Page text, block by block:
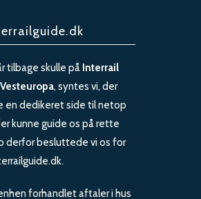
tilbage skulle på Interrail
, syntes vi, der
en dedikeret side til netop
kunne guide os på rette
derfor besluttede vi os for
forhandlet aftaler i hus